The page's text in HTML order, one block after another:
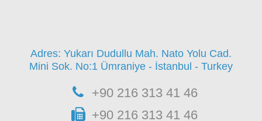
Adres: Yukarı Dudullu Mah. Nato Yolu Cad.
Mini Sok. No:1 Ümraniye - İstanbul - Turkey
+90 216 313 41 46
+90 216 313 41 46